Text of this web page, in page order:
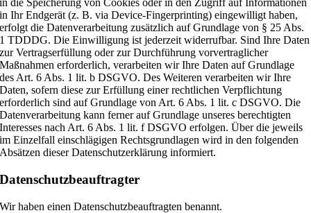
in die Speicherung von Cookies oder in den Zugriff auf Informationen
in Ihr Endgerät (z. B. via Device-Fingerprinting) eingewilligt haben,
erfolgt die Datenverarbeitung zusätzlich auf Grundlage von § 25 Abs.
1 TDDDG. Die Einwilligung ist jederzeit widerrufbar. Sind Ihre Daten
zur Vertragserfüllung oder zur Durchführung vorvertraglicher
Maßnahmen erforderlich, verarbeiten wir Ihre Daten auf Grundlage
des Art. 6 Abs. 1 lit. b DSGVO. Des Weiteren verarbeiten wir Ihre
Daten, sofern diese zur Erfüllung einer rechtlichen Verpflichtung
erforderlich sind auf Grundlage von Art. 6 Abs. 1 lit. c DSGVO. Die
Datenverarbeitung kann ferner auf Grundlage unseres berechtigten
Interesses nach Art. 6 Abs. 1 lit. f DSGVO erfolgen. Über die jeweils
im Einzelfall einschlägigen Rechtsgrundlagen wird in den folgenden
Absätzen dieser Datenschutzerklärung informiert.
Datenschutz­beauftragter
Wir haben einen Datenschutzbeauftragten benannt.